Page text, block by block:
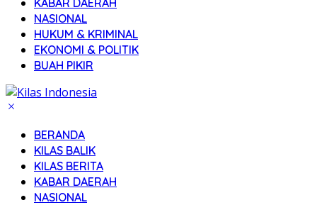
KABAR DAERAH
NASIONAL
HUKUM & KRIMINAL
EKONOMI & POLITIK
BUAH PIKIR
BERANDA
KILAS BALIK
KILAS BERITA
KABAR DAERAH
NASIONAL